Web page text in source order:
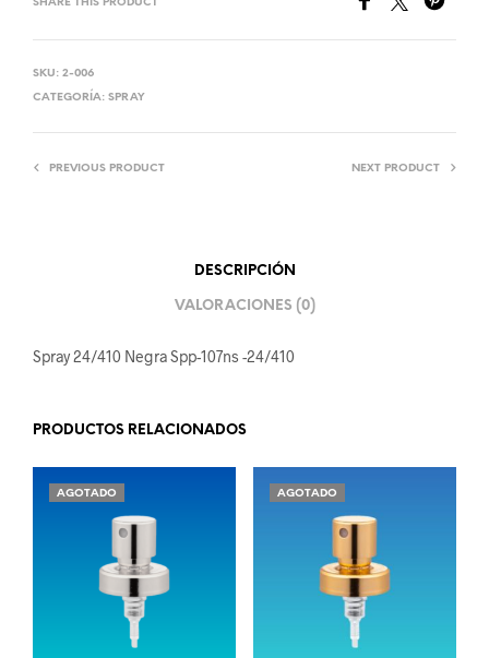
SHARE THIS PRODUCT
SKU: 2-006
CATEGORÍA: SPRAY
PREVIOUS PRODUCT NEXT PRODUCT
DESCRIPCIÓN
VALORACIONES (0)
Spray 24/410 Negra Spp-107ns -24/410
PRODUCTOS RELACIONADOS
AGOTADO AGOTADO